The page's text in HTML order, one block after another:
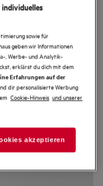
Produktdatenblatt
an die
an die
dank Leichtbügeln-
sowie für
geben wir Informationen
, Werbe- und Analytik-
erklärst du dich mit dem
Erfahrungen auf der
dir personalisierte Werbung
Cookie-Hinweis und unserer
akzeptieren